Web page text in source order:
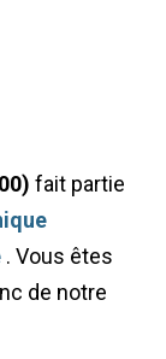
fait partie
. Vous êtes
de notre